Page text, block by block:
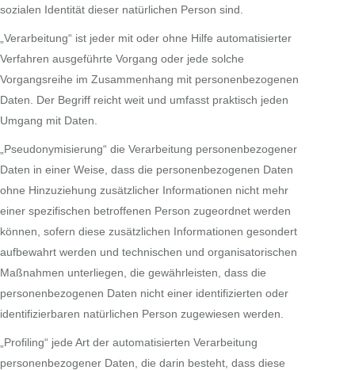
sozialen Identität dieser natürlichen Person sind.
„Verarbeitung“ ist jeder mit oder ohne Hilfe automatisierter
Verfahren ausgeführte Vorgang oder jede solche
Vorgangsreihe im Zusammenhang mit personenbezogenen
Daten. Der Begriff reicht weit und umfasst praktisch jeden
Umgang mit Daten.
„Pseudonymisierung“ die Verarbeitung personenbezogener
Daten in einer Weise, dass die personenbezogenen Daten
ohne Hinzuziehung zusätzlicher Informationen nicht mehr
einer spezifischen betroffenen Person zugeordnet werden
können, sofern diese zusätzlichen Informationen gesondert
aufbewahrt werden und technischen und organisatorischen
Maßnahmen unterliegen, die gewährleisten, dass die
personenbezogenen Daten nicht einer identifizierten oder
identifizierbaren natürlichen Person zugewiesen werden.
„Profiling“ jede Art der automatisierten Verarbeitung
personenbezogener Daten, die darin besteht, dass diese